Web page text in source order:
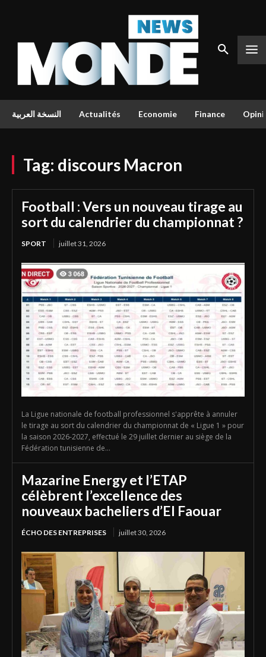
النسخة العربية Actualités Economie Finance
Tag: discours Macron
Football : Vers un nouveau tirage au
sort du calendrier du championnat ?
SPORT juillet 31, 2026
La Ligue nationale de football professionnel s'apprête à annuler
le tirage au sort du calendrier du championnat de « Ligue 1 » pour
la saison 2026-2027, effectué le 29 juillet dernier au siège de la
Fédération tunisienne de...
Mazarine Energy et l’ETAP
célèbrent l’excellence des
nouveaux bacheliers d’El Faouar
ÉCHO DES ENTREPRISES juillet 30, 2026